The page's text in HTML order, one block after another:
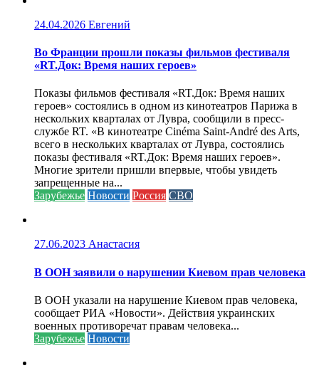
24.04.2026 Евгений
Во Франции прошли показы фильмов фестиваля
«RT.Док: Время наших героев»
Показы фильмов фестиваля «RT.Док: Время наших
героев» состоялись в одном из кинотеатров Парижа в
нескольких кварталах от Лувра, сообщили в пресс-
службе RT. «В кинотеатре Cinéma Saint-André des Arts,
всего в нескольких кварталах от Лувра, состоялись
показы фестиваля «RT.Док: Время наших героев».
Многие зрители пришли впервые, чтобы увидеть
запрещенные на...
Зарубежье Новости Россия СВО
27.06.2023 Анастасия
В ООН заявили о нарушении Киевом прав человека
В ООН указали на нарушение Киевом прав человека,
сообщает РИА «Новости». Действия украинских
военных противоречат правам человека...
Зарубежье Новости